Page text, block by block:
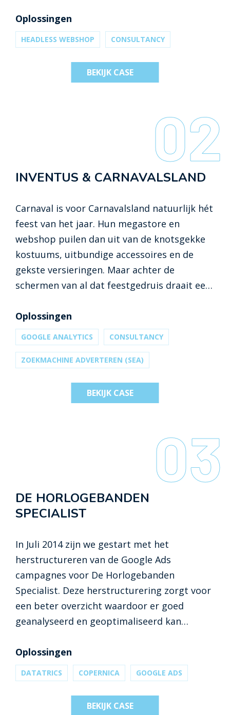
nieuwe webshop wilden bouwen. Een
webshop die staat als een huis en de allure
heeft van een online bouwmarkt. Wij
creëerden een online shop die volledig
voldeed aan de eisen van De Pannenloods en
Oplossingen
HEADLESS WEBSHOP CONSULTANCY
BEKIJK CASE
02
INVENTUS & CARNAVALSLAND
Carnaval is voor Carnavalsland natuurlijk hét
feest van het jaar. Hun megastore en
webshop puilen dan uit van de knotsgekke
kostuums, uitbundige accessoires en de
gekste versieringen. Maar achter de
schermen van al dat feestgedruis draait een
in de perfecte outit te krijgen. Inventus
helpt Carnavalsland al meer dan acht jaar
om hun digitale carnavalswagen op te
tuigen en soepel te laten rijden.
Oplossingen
GOOGLE ANALYTICS CONSULTANCY
ZOEKMACHINE ADVERTEREN (SEA)
BEKIJK CASE
03
DE HORLOGEBANDEN
SPECIALIST
In Juli 2014 zijn we gestart met het
herstructureren van de Google Ads
campagnes voor De Horlogebanden
Specialist. Deze herstructurering zorgt voor
een beter overzicht waardoor er goed
geanalyseerd en geoptimaliseerd kan
Ads data geanalyseerd en zijn op basis
hiervan aanpassingen gedaan.
Oplossingen
DATATRICS COPERNICA GOOGLE ADS
BEKIJK CASE